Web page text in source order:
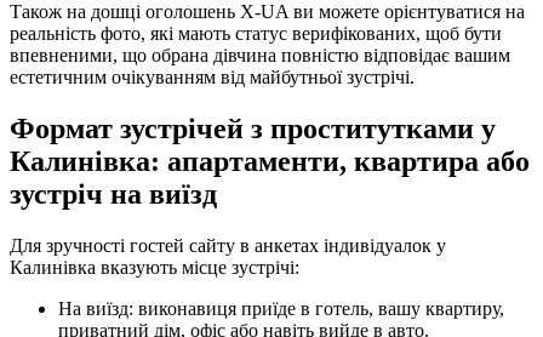
Також на дошці оголошень X-UA ви можете орієнтуватися на
реальність фото, які мають статус верифікованих, щоб бути
впевненими, що обрана дівчина повністю відповідає вашим
естетичним очікуванням від майбутньої зустрічі.
Формат зустрічей з проститутками у
Калинівка: апартаменти, квартира або
зустріч на виїзд
Для зручності гостей сайту в анкетах індивідуалок у
Калинівка вказують місце зустрічі:
На виїзд: виконавиця приїде в готель, вашу квартиру,
приватний дім, офіс або навіть вийде в авто.